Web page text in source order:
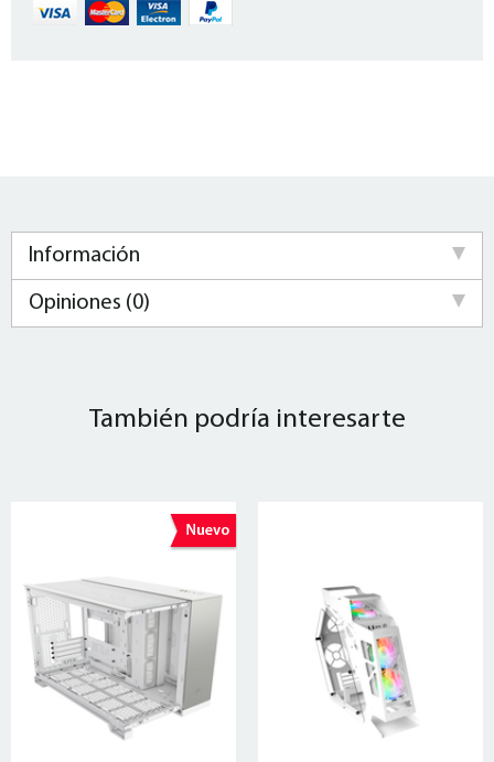
Información
Opiniones (0)
También podría interesarte